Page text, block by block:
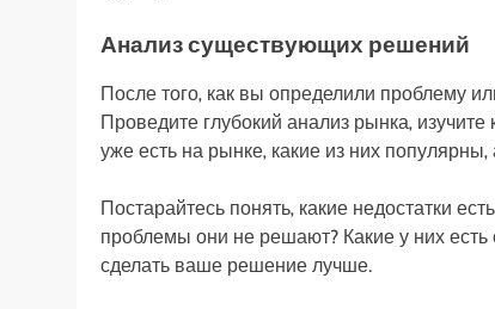
Анализ существующих решений
После того‚ как вы определили проблему
Проведите глубокий анализ рынка‚
уже есть на рынке‚ какие из них популярны‚
Постарайтесь понять‚ какие недостатки
проблемы они не решают? Какие у них есть
сделать ваше решение лучше.